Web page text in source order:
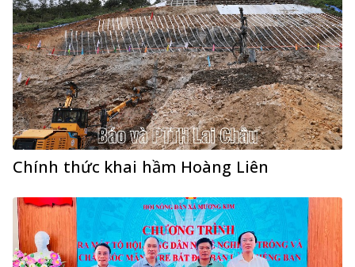
Chính thức khai hầm Hoàng Liên